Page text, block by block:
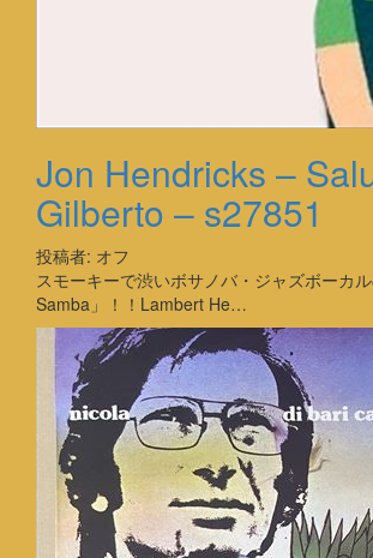
Jon Hendricks –
Gilberto – s27851
投稿者: オフ
スモーキーで渋いボサノバ・ジャズボーカ
Samba」！！Lambert He…